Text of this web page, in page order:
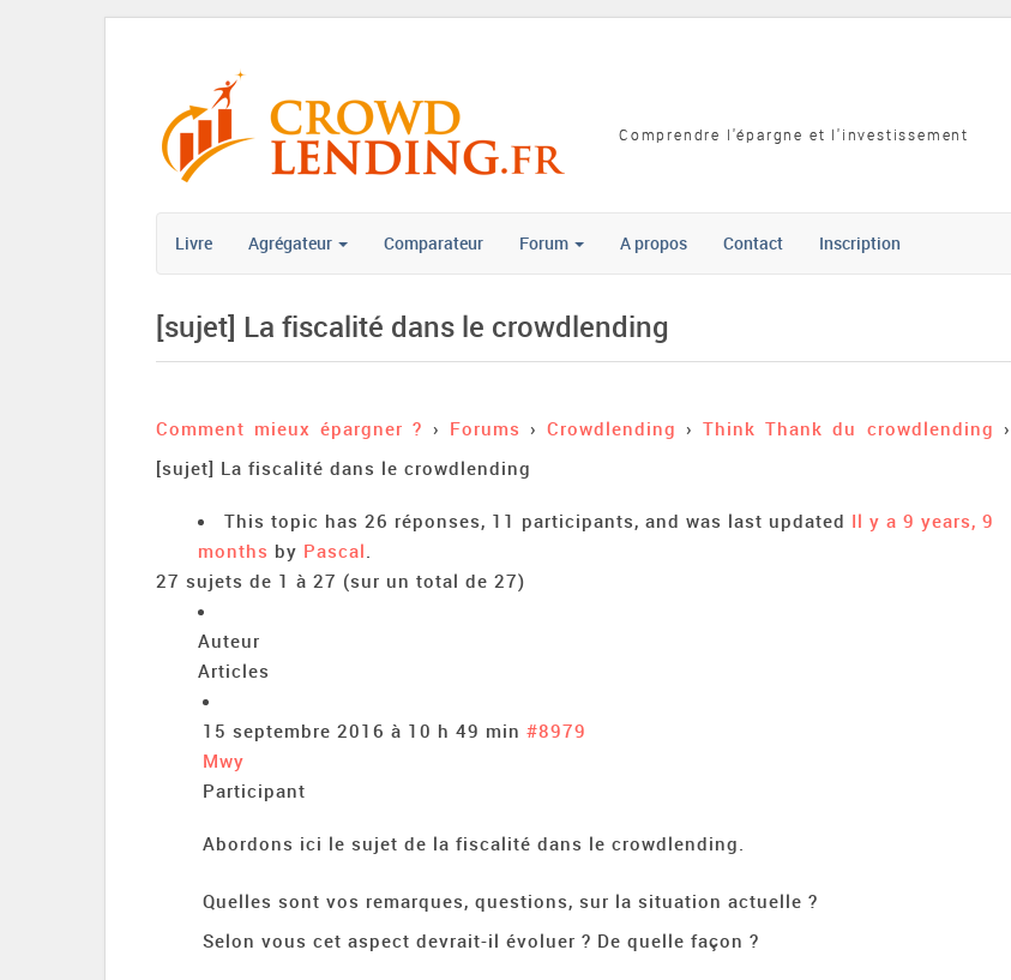
Comprendre l'épargne et l'investissement
Livre Agrégateur Comparateur Forum A propos Contact Inscription
[sujet] La fiscalité dans le crowdlending
Comment mieux épargner ? › Forums › Crowdlending › Think Thank du crowdlending ›
[sujet] La fiscalité dans le crowdlending
This topic has 26 réponses, 11 participants, and was last updated Il y a 9 years, 9
months by Pascal.
27 sujets de 1 à 27 (sur un total de 27)
Auteur
Articles
15 septembre 2016 à 10 h 49 min #8979
Mwy
Participant
Abordons ici le sujet de la fiscalité dans le crowdlending.
Quelles sont vos remarques, questions, sur la situation actuelle ?
Selon vous cet aspect devrait-il évoluer ? De quelle façon ?